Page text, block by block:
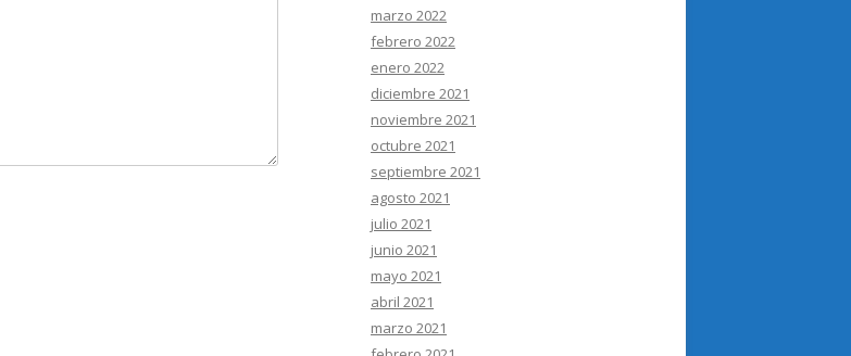
marzo 2022
febrero 2022
enero 2022
diciembre 2021
noviembre 2021
octubre 2021
septiembre 2021
agosto 2021
julio 2021
junio 2021
mayo 2021
abril 2021
marzo 2021